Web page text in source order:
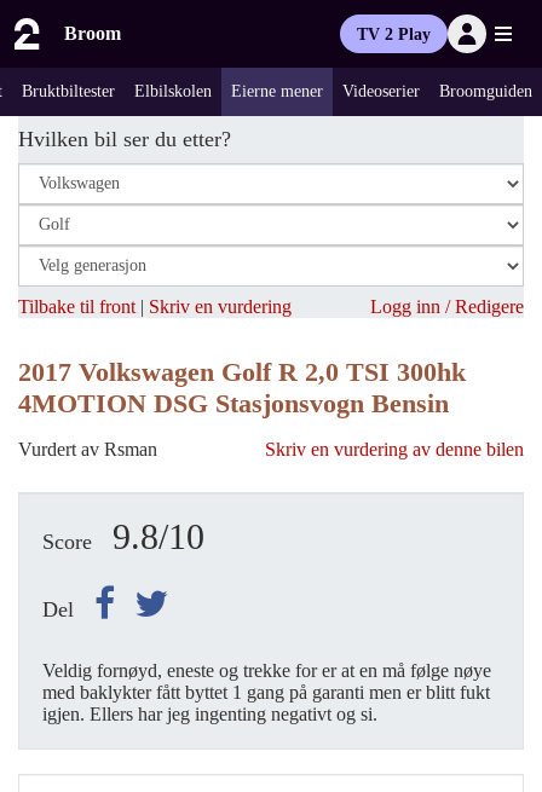
Broom TV 2 Play
Bruktbiltester Elbilskolen Eierne mener Videoserier Broomguiden
Hvilken bil ser du etter?
Tilbake til front | Skriv en vurdering Logg inn / Redigere
2017 Volkswagen Golf R 2,0 TSI 300hk
4MOTION DSG Stasjonsvogn Bensin
Vurdert av Rsman Skriv en vurdering av denne bilen
Score 9.8/10
Del
Veldig fornøyd, eneste og trekke for er at en må følge nøye
med baklykter fått byttet 1 gang på garanti men er blitt fukt
igjen. Ellers har jeg ingenting negativt og si.